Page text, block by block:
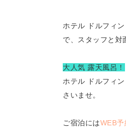
ホテル ドルフィ
で、スタッフと対
大人気 露天風呂！
ホテル ドルフィ
さいませ。
ご宿泊にはWEB予